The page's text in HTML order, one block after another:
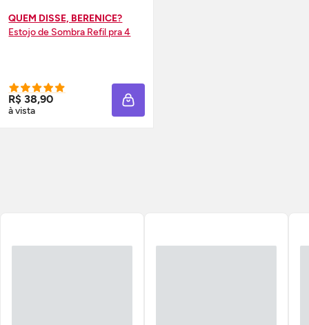
QUEM DISSE, BERENICE?
Estojo de Sombra Refil pra 4
R$ 38,90
à vista ADICIONAR À SACOLA